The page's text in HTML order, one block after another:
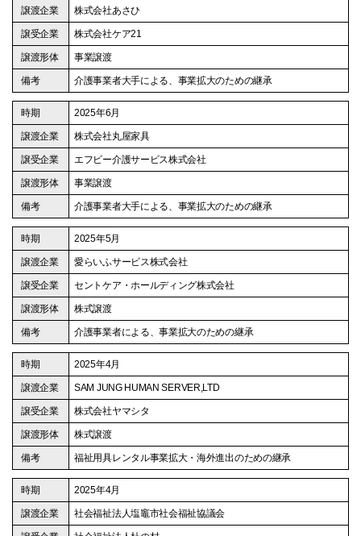
株式会社あさひ
株式会社ケア21
事業譲渡
介護事業者大手による、事業拡大のための継承
2025年6月
株式会社丸屋家具
エフビー介護サービス株式会社
事業譲渡
介護事業者大手による、事業拡大のための継承
2025年5月
愛らいふサービス株式会社
セントケア・ホールディング株式会社
株式譲渡
介護事業者による、事業拡大のための継承
2025年4月
SAM JUNG HUMAN SERVER,LTD
株式会社ヤマシタ
株式譲渡
福祉用具レンタル事業拡大・海外進出のための継承
2025年4月
社会福祉法人塩竈市社会福祉協議会